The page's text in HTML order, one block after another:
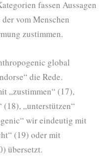
fassen Aussagen
vom Menschen
zustimmen.
global
die Rede.
„zustimmen“ (17),
„unterstützen“
wir eindeutig mit
(19) oder mit
übersetzt.